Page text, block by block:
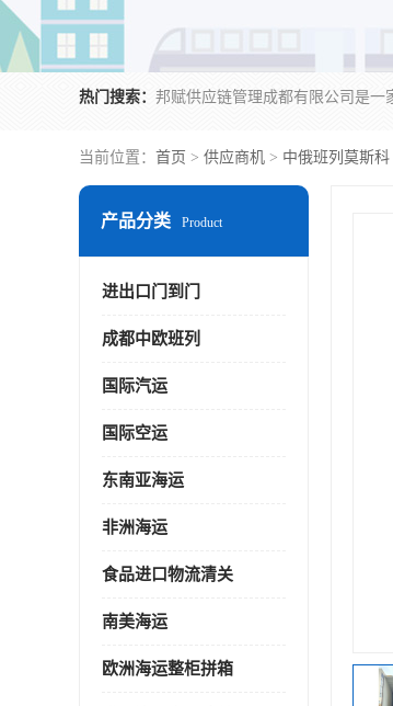
热门搜索：
当前位置： 首页 > 供应商机 > 中俄班列莫斯科
产品分类 Product
进出口门到门
成都中欧班列
国际汽运
国际空运
东南亚海运
非洲海运
食品进口物流清关
南美海运
欧洲海运整柜拼箱